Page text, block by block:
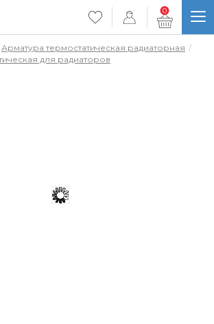
0
Арматура термостатическая радиаторная
для радиаторов